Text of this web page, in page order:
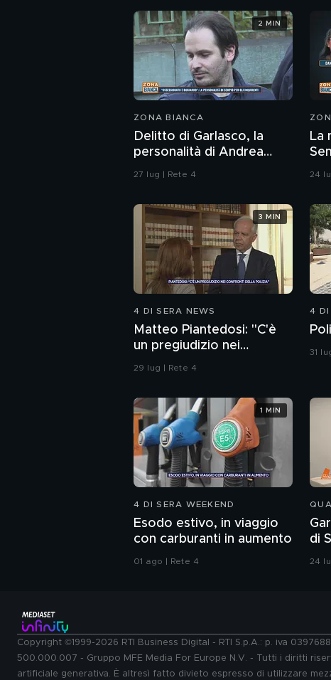
ZONA BIANCA
Delitto di Garlasco, la
personalità di Andrea
Sempio per gli inquirenti:
27 lug | Rete 4
2 MIN
La
24
4 DI SERA NEWS
Matteo Piantedosi: "C'è
un pregiudizio nei
confronti della polizia"
29 lug | Rete 4
3 MIN
4 DI
31
4 DI SERA WEEKEND
Esodo estivo, in viaggio
con carburanti in aumento
01 ago | Rete 4
1 MIN
di
24
Copyright ©1999-2026 RTI Business Digital - RTI S.p.A.: p. iva
500.000.007 - Gruppo MFE Media For Europe N.V. - Tutti i diritti
artificiale generativa. È altresì fatto divieto espresso di utilizzare